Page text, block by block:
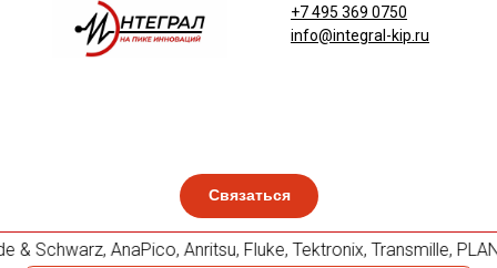
Связаться
+7 495 369 0750
info@integral-kip.ru
AnaPico, Anritsu, Fluke, Tektronix, Transmille,